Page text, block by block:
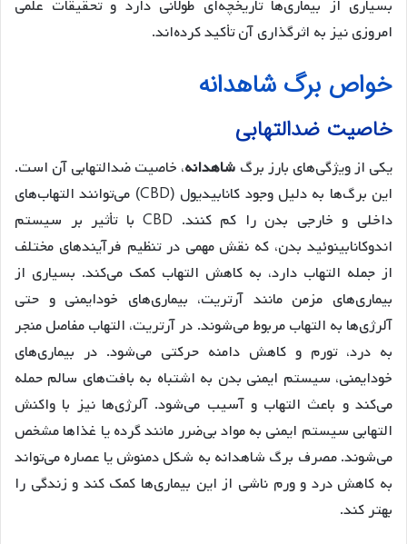
بسیاری از بیماری‌ها تاریخچه‌ای طولانی دارد و تحقیقات علمی
امروزی نیز به اثرگذاری آن تأکید کرده‌اند.
خواص برگ شاهدانه
خاصیت ضدالتهابی
یکی از ویژگی‌های بارز برگ شاهدانه، خاصیت ضدالتهابی آن است.
این برگ‌ها به دلیل وجود کانابیدیول (CBD) می‌توانند التهاب‌های
داخلی و خارجی بدن را کم کنند. CBD با تأثیر بر سیستم
اندوکانابینوئید بدن، که نقش مهمی در تنظیم فرآیندهای مختلف
از جمله التهاب دارد، به کاهش التهاب کمک می‌کند. بسیاری از
بیماری‌های مزمن مانند آرتریت، بیماری‌های خودایمنی و حتی
آلرژی‌ها به التهاب مربوط می‌شوند. در آرتریت، التهاب مفاصل منجر
به درد، تورم و کاهش دامنه حرکتی می‌شود. در بیماری‌های
خودایمنی، سیستم ایمنی بدن به اشتباه به بافت‌های سالم حمله
می‌کند و باعث التهاب و آسیب می‌شود. آلرژی‌ها نیز با واکنش
التهابی سیستم ایمنی به مواد بی‌ضرر مانند گرده یا غذاها مشخص
می‌شوند. مصرف برگ شاهدانه به شکل دمنوش یا عصاره می‌تواند
به کاهش درد و ورم ناشی از این بیماری‌ها کمک کند و زندگی را
بهتر کند.